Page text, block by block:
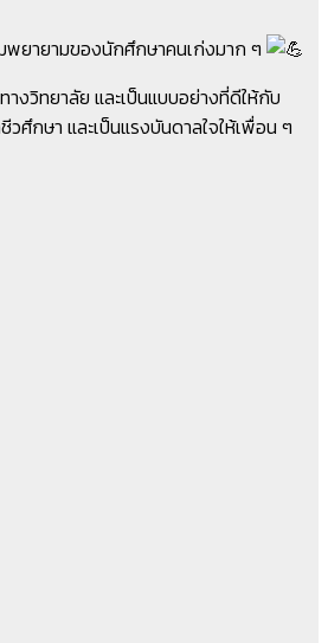
พยายามของนักศึกษาคนเก่งมาก ๆ
งวิทยาลัย และเป็นแบบอย่างที่ดีให้กับ
ศึกษา และเป็นแรงบันดาลใจให้เพื่อน ๆ